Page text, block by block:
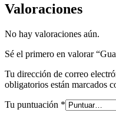
Valoraciones
No hay valoraciones aún.
Sé el primero en valorar
Tu dirección de correo
obligatorios están marcados
Tu puntuación *